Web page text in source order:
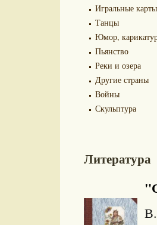
Игральные карты
Танцы
Юмор,
Пьянство
Реки и озера
Другие страны
Войны
Скульптура
Литература